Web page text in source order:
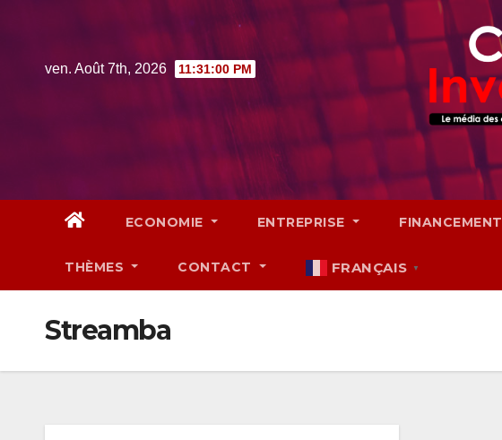
contentven. Août 7th, 2026 11:31:01 PM
ECONOMIE ENTREPRISE FINANCEMENT
THÈMES CONTACT FRANÇAIS ▼
Streamba